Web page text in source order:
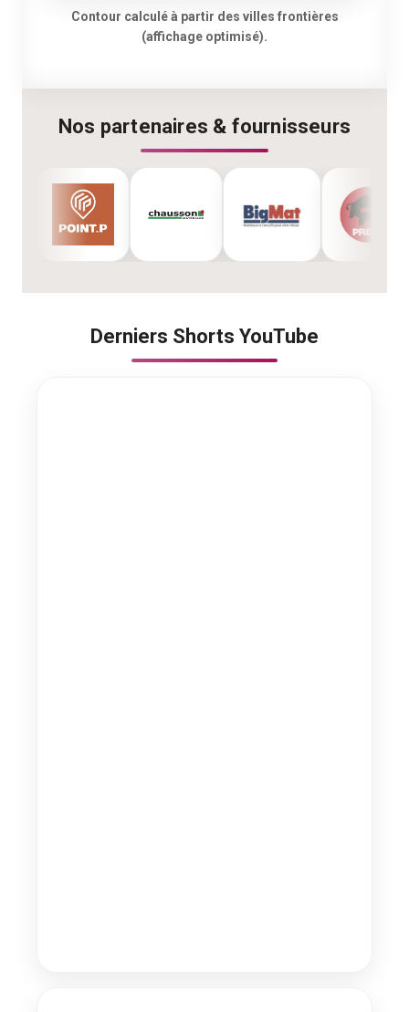
Contour calculé à partir des villes frontières
(affichage optimisé).
Nos partenaires & fournisseurs
Derniers Shorts YouTube